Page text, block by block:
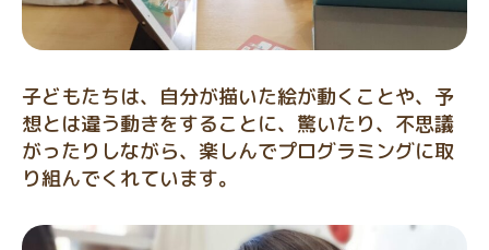
子どもたちは、自分が描いた絵が動くことや、予
想とは違う動きをすることに、驚いたり、不思議
がったりしながら、楽しんでプログラミングに取
り組んでくれています。